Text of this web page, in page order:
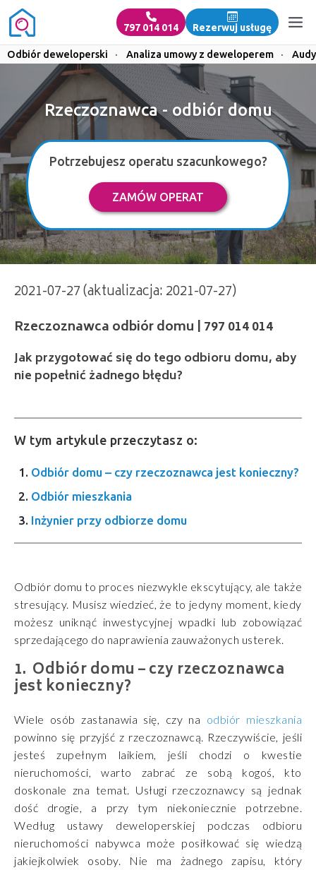
797 014 014 Rezerwuj usługę
Odbiór deweloperski · Analiza umowy z deweloperem ·
Rzeczoznawca - odbiór domu
Potrzebujesz operatu szacunkowego?
ZAMÓW OPERAT
2021-07-27 (aktualizacja: 2021-07-27)
Rzeczoznawca odbiór domu | 797 014 014
Jak przygotować się do tego odbioru domu, aby
nie popełnić żadnego błędu?
W tym artykule przeczytasz o:
Odbiór domu – czy rzeczoznawca jest konieczny?
Odbiór mieszkania
Inżynier przy odbiorze domu
Odbiór domu to proces niezwykle ekscytujący, ale także
stresujący. Musisz wiedzieć, że to jedyny moment, kiedy
możesz uniknąć inwestycyjnej wpadki lub zobowiązać
sprzedającego do naprawienia zauważonych usterek.
Odbiór domu – czy rzeczoznawca
jest konieczny?
Wiele osób zastanawia się, czy na odbiór mieszkania
powinno się przyjść z rzeczoznawcą. Rzeczywiście, jeśli
jesteś zupełnym laikiem, jeśli chodzi o kwestie
nieruchomości, warto zabrać ze sobą kogoś, kto
doskonale zna temat. Usługi rzeczoznawcy są jednak
dość drogie, a przy tym niekoniecznie potrzebne.
Według ustawy deweloperskiej podczas odbioru
nieruchomości nabywca może posiłkować się wiedzą
jakiejkolwiek osoby. Nie ma żadnego zapisu, który